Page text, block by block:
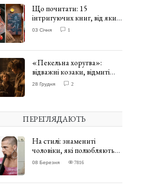
Що почитати: 15
інтригуючих книг, від яких
важко відірватись. ФОТО
03 Січня 1
«Пекельна хоругва»:
відважні козаки, відмиті
чорти та відчайдушний
28 Грудня 2
ПЕРЕГЛЯДАЮТЬ
На стилі: знамениті
чоловіки, які полюбляють
одягати сукні. ФОТО
08 Березня 7816